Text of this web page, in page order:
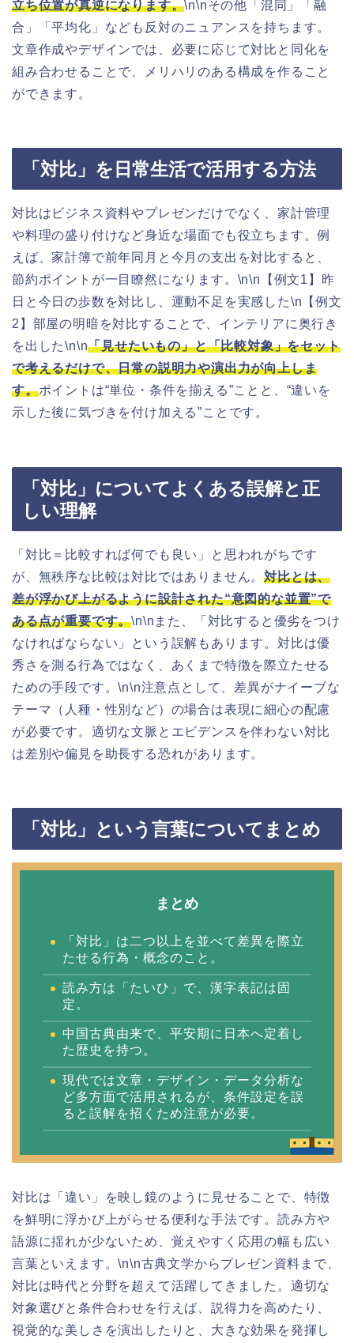
立ち位置が真逆になります。\n\nその他「混同」「融
合」「平均化」なども反対のニュアンスを持ちます。
文章作成やデザインでは、必要に応じて対比と同化を
組み合わせることで、メリハリのある構成を作ること
ができます。
「対比」を日常生活で活用する方法
対比はビジネス資料やプレゼンだけでなく、家計管理
や料理の盛り付けなど身近な場面でも役立ちます。例
えば、家計簿で前年同月と今月の支出を対比すると、
節約ポイントが一目瞭然になります。\n\n【例文1】昨
日と今日の歩数を対比し、運動不足を実感した\n【例文
2】部屋の明暗を対比することで、インテリアに奥行き
を出した\n\n「見せたいもの」と「比較対象」をセット
で考えるだけで、日常の説明力や演出力が向上しま
す。ポイントは“単位・条件を揃える”ことと、“違いを
示した後に気づきを付け加える”ことです。
「対比」についてよくある誤解と正
しい理解
「対比＝比較すれば何でも良い」と思われがちです
が、無秩序な比較は対比ではありません。対比とは、
差が浮かび上がるように設計された“意図的な並置”で
ある点が重要です。\n\nまた、「対比すると優劣をつけ
なければならない」という誤解もあります。対比は優
秀さを測る行為ではなく、あくまで特徴を際立たせる
ための手段です。\n\n注意点として、差異がナイーブな
テーマ（人種・性別など）の場合は表現に細心の配慮
が必要です。適切な文脈とエビデンスを伴わない対比
は差別や偏見を助長する恐れがあります。
「対比」という言葉についてまとめ
まとめ
「対比」は二つ以上を並べて差異を際立
たせる行為・概念のこと。
読み方は「たいひ」で、漢字表記は固
定。
中国古典由来で、平安期に日本へ定着し
た歴史を持つ。
現代では文章・デザイン・データ分析な
ど多方面で活用されるが、条件設定を誤
ると誤解を招くため注意が必要。
対比は「違い」を映し鏡のように見せることで、特徴
を鮮明に浮かび上がらせる便利な手法です。読み方や
語源に揺れが少ないため、覚えやすく応用の幅も広い
言葉といえます。\n\n古典文学からプレゼン資料まで、
対比は時代と分野を超えて活躍してきました。適切な
対象選びと条件合わせを行えば、説得力を高めたり、
視覚的な美しさを演出したりと、大きな効果を発揮し